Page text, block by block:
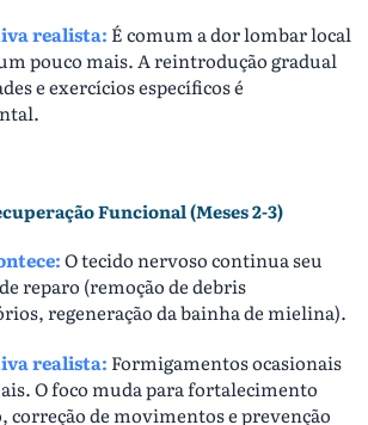
realista: É comum a dor lombar local
pouco mais. A reintrodução gradual
e exercícios específicos é
Funcional (Meses 2-3)
O tecido nervoso continua seu
reparo (remoção de debris
regeneração da bainha de mielina).
realista: Formigamentos ocasionais
O foco muda para fortalecimento
correção de movimentos e prevenção